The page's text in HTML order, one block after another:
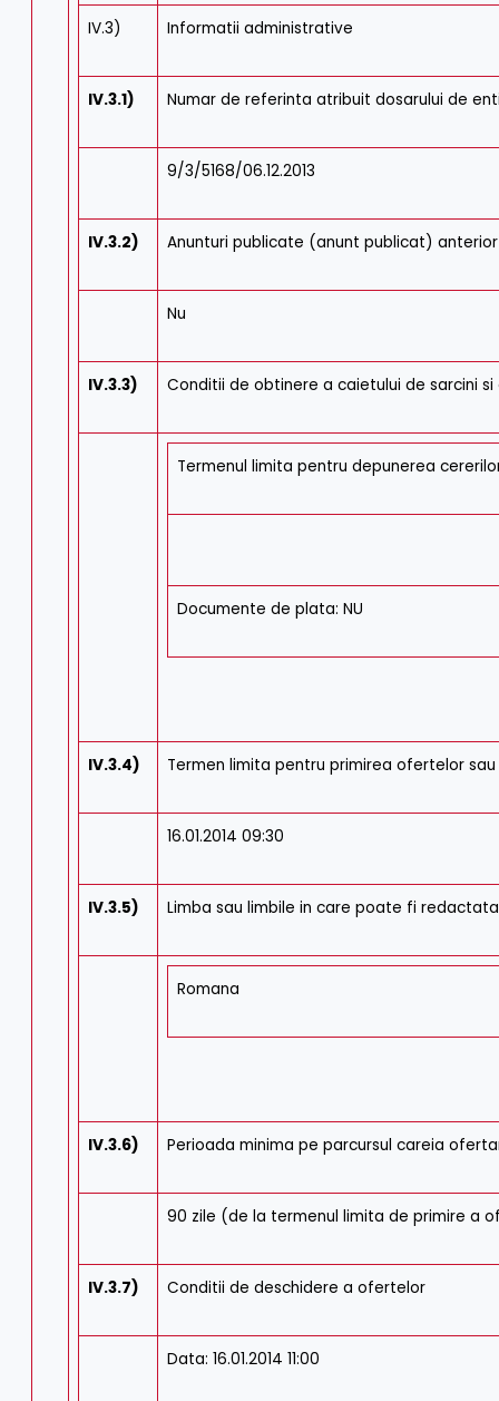
IV.3) Informatii administrative
IV.3.1) Numar de referinta atribuit dosarului de
9/3/5168/06.12.2013
IV.3.2) Anunturi publicate (anunt publicat)
Nu
IV.3.3) Conditii de obtinere a caietului de sarcini
Termenul limita pentru depunerea
Documente de plata: NU
IV.3.4) Termen limita pentru primirea ofertelor
16.01.2014 09:30
IV.3.5) Limba sau limbile in care poate fi
Romana
IV.3.6) Perioada minima pe parcursul careia
90 zile (de la termenul limita de primire a
IV.3.7) Conditii de deschidere a ofertelor
Data: 16.01.2014 11:00